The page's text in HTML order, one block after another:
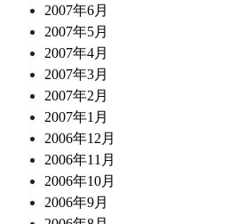
2007年6月
2007年5月
2007年4月
2007年3月
2007年2月
2007年1月
2006年12月
2006年11月
2006年10月
2006年9月